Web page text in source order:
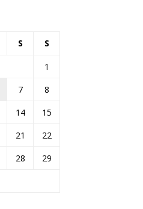
S S
1
7
8
14
15
21
22
28
29